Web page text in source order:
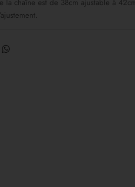
la chaîne est de 38cm ajustable à